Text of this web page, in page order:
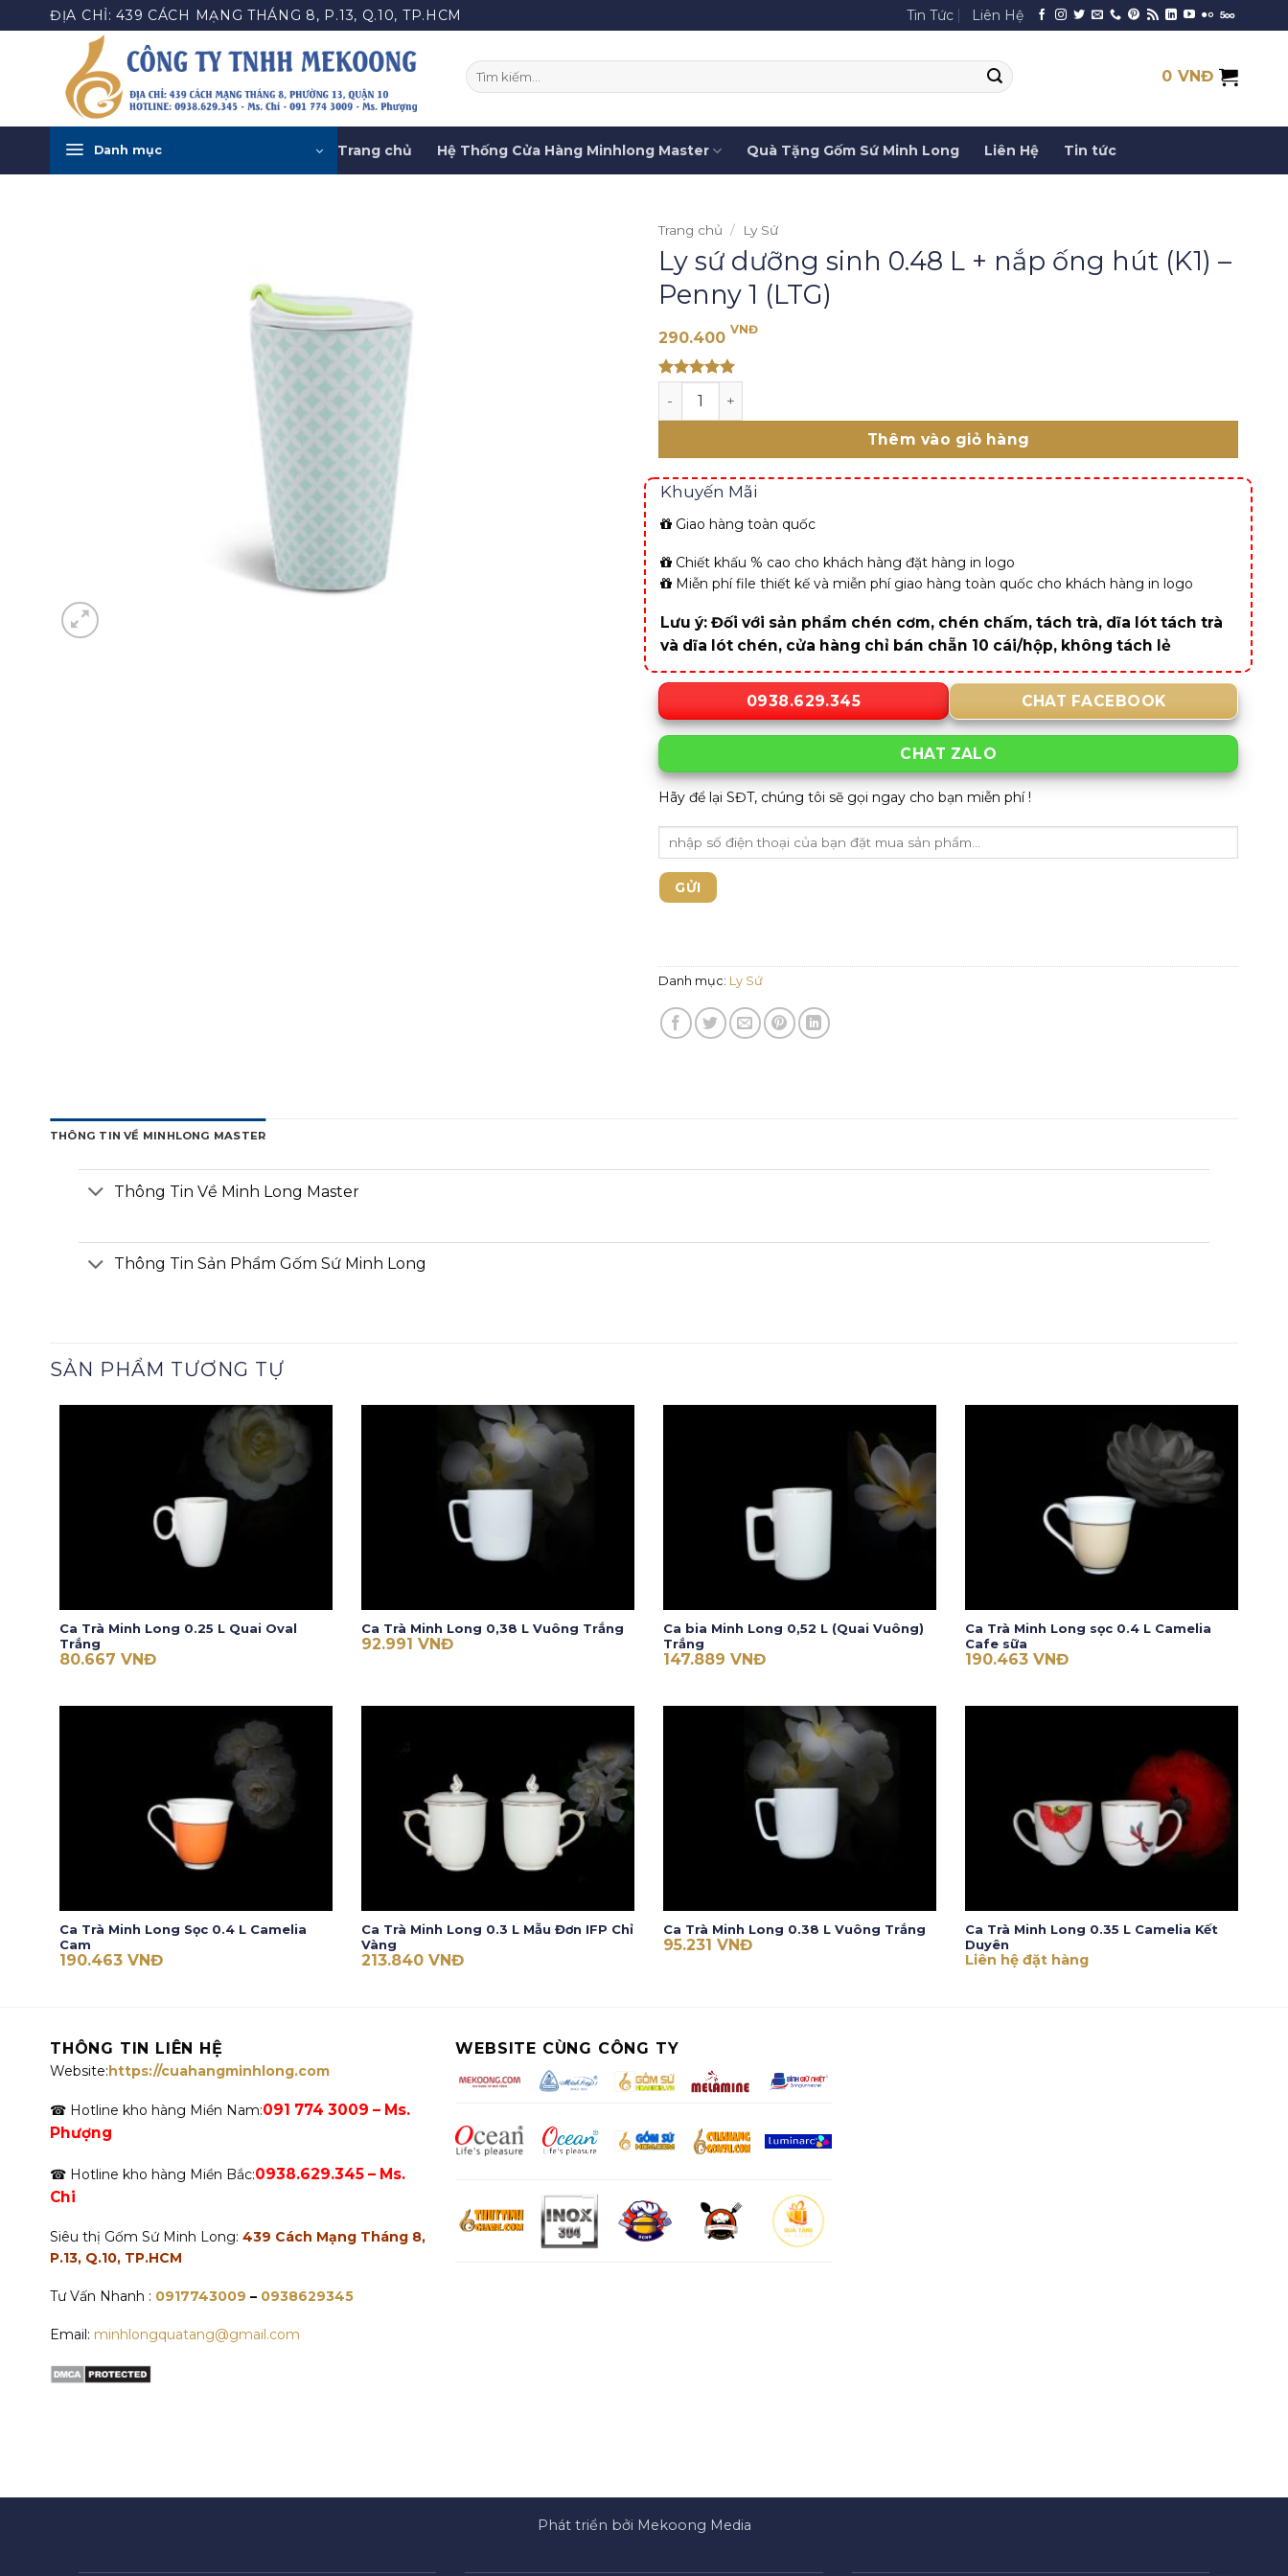
qua
ĐỊA CHỈ: 439 CÁCH MẠNG THÁNG 8, P.13, Q.10, TP.HCM Tin Tức Liên Hệ
Tìm
kiếm:
0 VNĐ
Danh mục Trang chủ Hệ Thống Cửa Hàng Minhlong Master Quà Tặng Gốm Sứ Minh Long Liên Hệ Tin tức
Trang chủ / Ly Sứ
Ly sứ dưỡng sinh 0.48 L + nắp ống hút (K1) –
Penny 1 (LTG)
290.400 VNĐ
out of 5
Ly sứ dưỡng sinh 0.48 L + nắp ống hút (K1) - Penny 1 (LTG) số lượng
Thêm vào giỏ hàng
Khuyến Mãi
Giao hàng toàn quốc
Chiết khấu % cao cho khách hàng đặt hàng in logo
Miễn phí file thiết kế và miễn phí giao hàng toàn quốc cho khách hàng in logo
Lưu ý: Đối với sản phẩm chén cơm, chén chấm, tách trà, dĩa lót tách trà
và dĩa lót chén, cửa hàng chỉ bán chẵn 10 cái/hộp, không tách lẻ
0938.629.345 CHAT FACEBOOK
CHAT ZALO
Hãy để lại SĐT, chúng tôi sẽ gọi ngay cho bạn miễn phí !
Danh mục: Ly Sứ
THÔNG TIN VỀ MINHLONG MASTER
Thông Tin Về Minh Long Master
Thông Tin Sản Phẩm Gốm Sứ Minh Long
SẢN PHẨM TƯƠNG TỰ
Ca Trà Minh Long 0.25 L Quai Oval
Trắng
80.667 VNĐ
Ca Trà Minh Long 0,38 L Vuông Trắng
92.991 VNĐ
Ca bia Minh Long 0,52 L (Quai Vuông)
Trắng
147.889 VNĐ
Ca Trà Minh Long sọc 0.4 L Camelia
Cafe sữa
190.463 VNĐ
Ca Trà Minh Long Sọc 0.4 L Camelia
Cam
190.463 VNĐ
Ca Trà Minh Long 0.3 L Mẫu Đơn IFP Chỉ
Vàng
213.840 VNĐ
Ca Trà Minh Long 0.38 L Vuông Trắng
95.231 VNĐ
Ca Trà Minh Long 0.35 L Camelia Kết
Duyên
Liên hệ đặt hàng
THÔNG TIN LIÊN HỆ
Website:https://cuahangminhlong.com
☎ Hotline kho hàng Miền Nam:091 774 3009 – Ms.
Phượng
☎ Hotline kho hàng Miền Bắc:0938.629.345 – Ms.
Chi
Siêu thị Gốm Sứ Minh Long: 439 Cách Mạng Tháng 8,
P.13, Q.10, TP.HCM
Tư Vấn Nhanh : 0917743009 – 0938629345
Email: minhlongquatang@gmail.com
WEBSITE CÙNG CÔNG TY
Phát triển bởi Mekoong Media